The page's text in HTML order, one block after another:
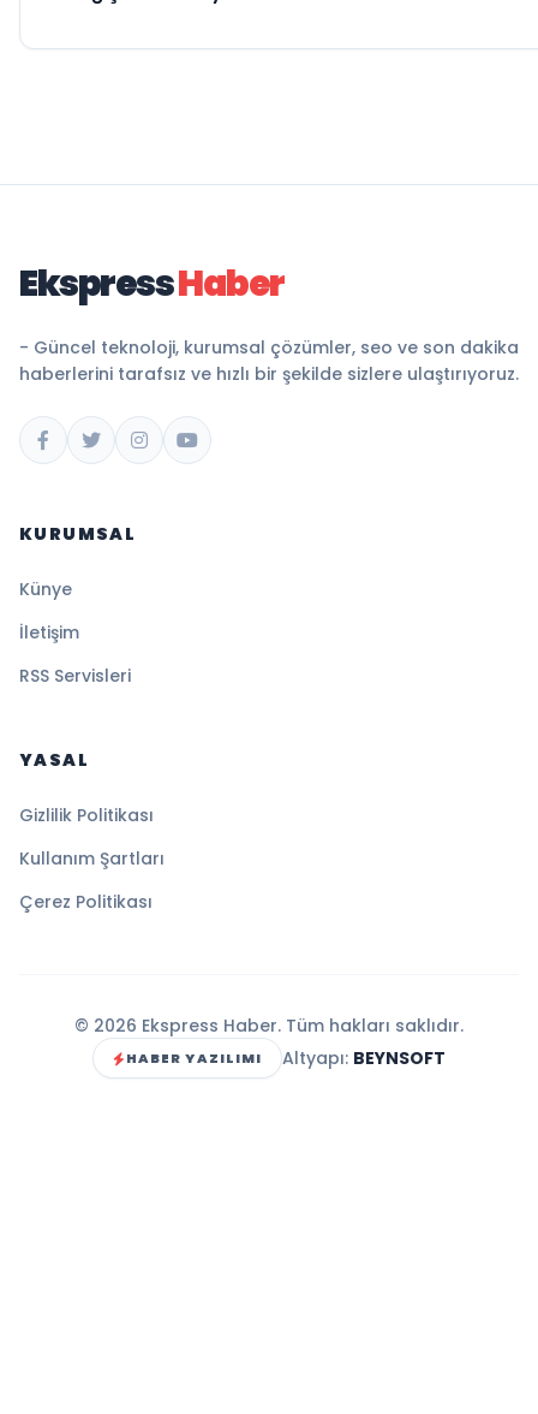
EkspressHaber
- Güncel teknoloji, kurumsal çözümler, seo ve son dakika
haberlerini tarafsız ve hızlı bir şekilde sizlere ulaştırıyoruz.
KURUMSAL
Künye
İletişim
RSS Servisleri
YASAL
Gizlilik Politikası
Kullanım Şartları
Çerez Politikası
© 2026 Ekspress Haber. Tüm hakları saklıdır.
HABER YAZILIMI Altyapı: BEYNSOFT